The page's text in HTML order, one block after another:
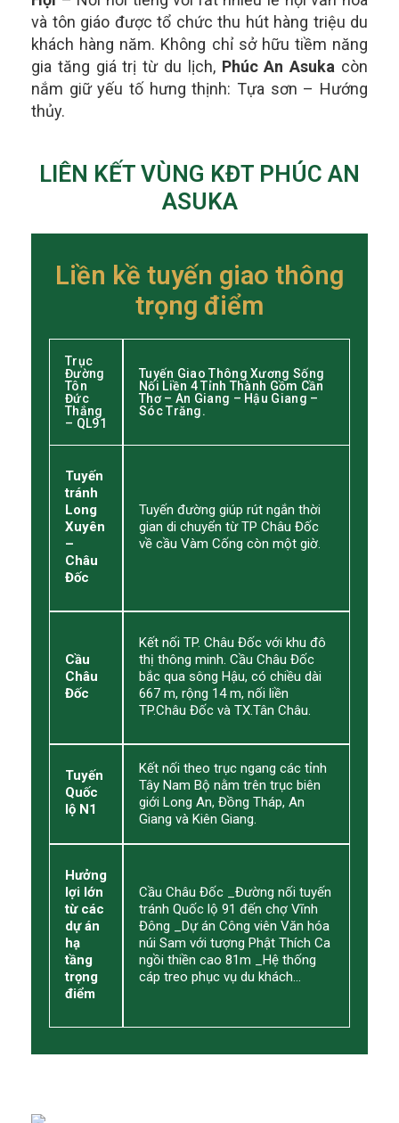
và tôn giáo được tổ chức thu hút hàng triệu du
khách hàng năm. Không chỉ sở hữu tiềm năng
gia tăng giá trị từ du lịch, Phúc An Asuka còn
nắm giữ yếu tố hưng thịnh: Tựa sơn – Hướng
thủy.
LIÊN KẾT VÙNG KĐT PHÚC AN
ASUKA
Liền kề tuyến giao thông
trọng điểm
Trục
Đường
Tôn
Đức
Thắng
– QL91
Tuyến Giao Thông Xương Sống
Nối Liền 4 Tỉnh Thành Gồm Cần
Thơ – An Giang – Hậu Giang –
Sóc Trăng.
Tuyến
tránh
Long
Xuyên
–
Châu
Đốc
Tuyến đường giúp rút ngắn thời
gian di chuyển từ TP Châu Đốc
về cầu Vàm Cống còn một giờ.
Cầu
Châu
Đốc
Kết nối TP. Châu Đốc với khu đô
thị thông minh. Cầu Châu Đốc
bắc qua sông Hậu, có chiều dài
667 m, rộng 14 m, nối liền
TP.Châu Đốc và TX.Tân Châu.
Tuyến
Quốc
lộ N1
Kết nối theo trục ngang các tỉnh
Tây Nam Bộ nằm trên trục biên
giới Long An, Đồng Tháp, An
Giang và Kiên Giang.
Hưởng
lợi lớn
từ các
dự án
hạ
tầng
trọng
điểm
Cầu Châu Đốc _Đường nối tuyến
tránh Quốc lộ 91 đến chợ Vĩnh
Đông _Dự án Công viên Văn hóa
núi Sam với tượng Phật Thích Ca
ngồi thiền cao 81m _Hệ thống
cáp treo phục vụ du khách…